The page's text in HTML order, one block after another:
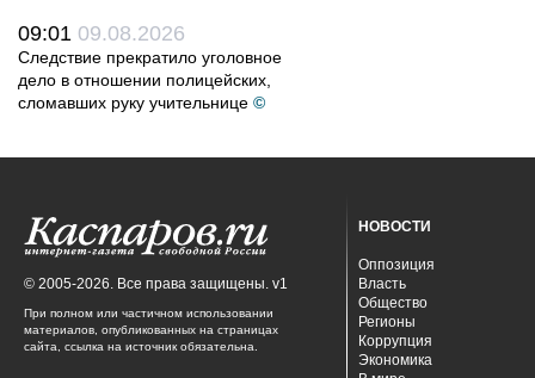
09:01 09.08.2026
Следствие прекратило уголовное
дело в отношении полицейских,
сломавших руку учительнице ©
© 2005-2026. Все права защищены. v1
При полном или частичном использовании
материалов, опубликованных на страницах
сайта, ссылка на источник обязательна.
НОВОСТИ
Оппозиция
Власть
Общество
Регионы
Коррупция
Экономика